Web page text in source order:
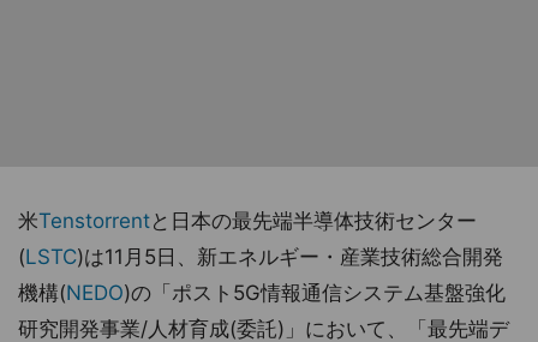
米Tenstorrentと日本の最先端半導体技術センター
(LSTC)は11月5日、新エネルギー・産業技術総合開発
機構(NEDO)の「ポスト5G情報通信システム基盤強化
研究開発事業/人材育成(委託)」において、「最先端デ